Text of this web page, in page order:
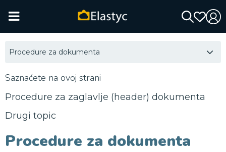
Procedure za dokumenta
Saznaćete na ovoj strani
Procedure za zaglavlje (header) dokumenta
Drugi topic
Procedure za dokumenta